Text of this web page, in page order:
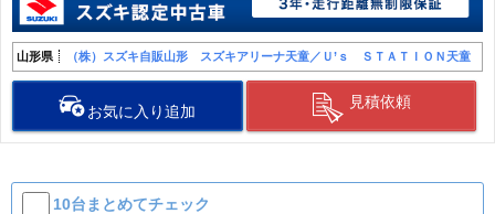
山形県 （株）スズキ自販山形 スズキアリーナ天童／Ｕ’ｓ ＳＴＡＴＩＯＮ天童
お気に入り追加
見積依頼
10台まとめてチェック